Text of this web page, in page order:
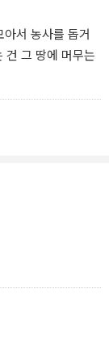
서 농사를 돕거
건 그 땅에 머무는